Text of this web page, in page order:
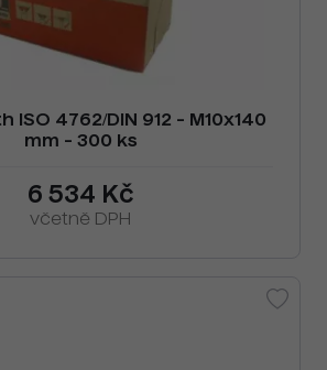
ISO 4762/DIN 912 - M10x140
mm - 300 ks
6 534 Kč
včetně DPH